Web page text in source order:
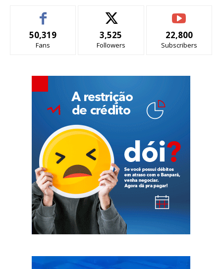
50,319
Fans
3,525
Followers
22,800
Subscribers